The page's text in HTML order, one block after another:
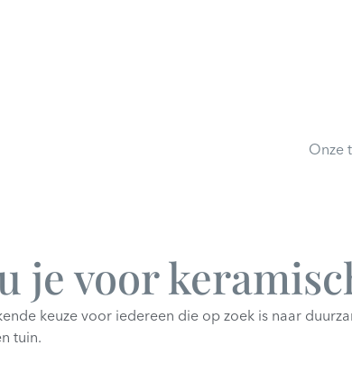
Onze
je voor
keuze voor iedereen die op zoek is naar
tuin.